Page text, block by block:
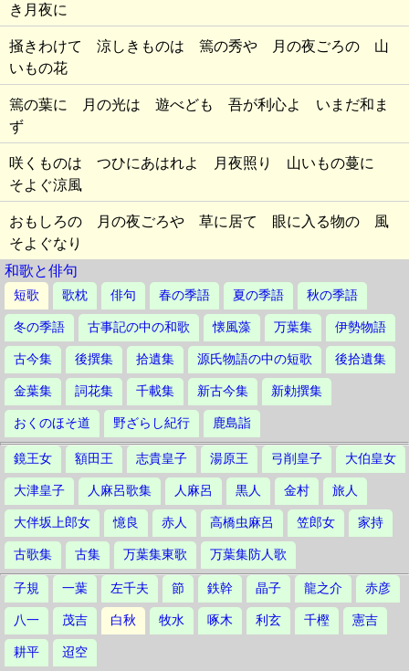
き月夜に
掻きわけて 涼しきものは 篶の秀や 月の夜ごろの 山
いもの花
篶の葉に 月の光は 遊べども 吾が利心よ いまだ和ま
ず
咲くものは つひにあはれよ 月夜照り 山いもの蔓に
そよぐ涼風
おもしろの 月の夜ごろや 草に居て 眼に入る物の 風
そよぐなり
和歌と俳句
短歌 歌枕 俳句 春の季語 夏の季語 秋の季語
冬の季語 古事記の中の和歌 懐風藻 万葉集 伊勢物語
古今集 後撰集 拾遺集 源氏物語の中の短歌 後拾遺集
金葉集 詞花集 千載集 新古今集 新勅撰集
おくのほそ道 野ざらし紀行 鹿島詣
鏡王女 額田王 志貴皇子 湯原王 弓削皇子 大伯皇女
大津皇子 人麻呂歌集 人麻呂 黒人 金村 旅人
大伴坂上郎女 憶良 赤人 高橋虫麻呂 笠郎女 家持
古歌集 古集 万葉集東歌 万葉集防人歌
子規 一葉 左千夫 節 鉄幹 晶子 龍之介 赤彦
八一 茂吉 白秋 牧水 啄木 利玄 千樫 憲吉
耕平 迢空